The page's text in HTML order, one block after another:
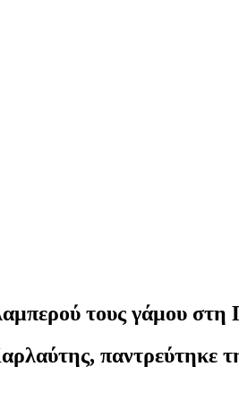
τους γάμου στη
παντρεύτηκε